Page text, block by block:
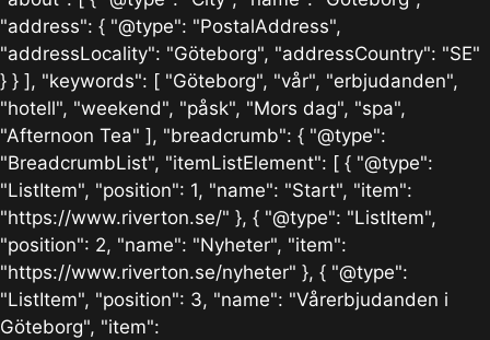
"address": { "@type": "PostalAddress",
"addressLocality": "Göteborg", "addressCountry": "SE"
} } ], "keywords": [ "Göteborg", "vår", "erbjudanden",
"hotell", "weekend", "påsk", "Mors dag", "spa",
"Afternoon Tea" ], "breadcrumb": { "@type":
"BreadcrumbList", "itemListElement": [ { "@type":
"ListItem", "position": 1, "name": "Start", "item":
"https://www.riverton.se/" }, { "@type": "ListItem",
"position": 2, "name": "Nyheter", "item":
"https://www.riverton.se/nyheter" }, { "@type":
"ListItem", "position": 3, "name": "Vårerbjudanden i
Göteborg", "item":